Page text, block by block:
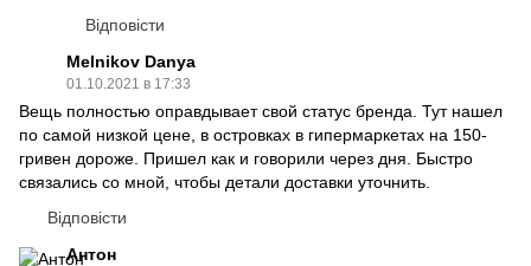
Відповісти
Melnikov Danya
01.10.2021 в 17:33
Вещь полностью оправдывает свой статус бренда. Тут нашел
по самой низкой цене, в островках в гипермаркетах на 150-
гривен дороже. Пришел как и говорили через дня. Быстро
связались со мной, чтобы детали доставки уточнить.
Відповісти
Антон